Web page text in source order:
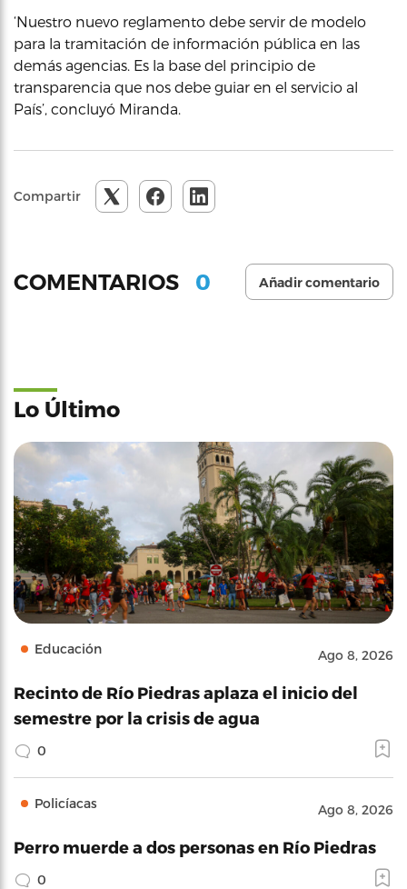
‘Nuestro nuevo reglamento debe servir de modelo
para la tramitación de información pública en las
demás agencias. Es la base del principio de
transparencia que nos debe guiar en el servicio al
País’, concluyó Miranda.
Compartir
COMENTARIOS 0 Añadir comentario
Lo Último
Educación Ago 8, 2026
Recinto de Río Piedras aplaza el inicio del
semestre por la crisis de agua
0
Policíacas Ago 8, 2026
Perro muerde a dos personas en Río Piedras
0